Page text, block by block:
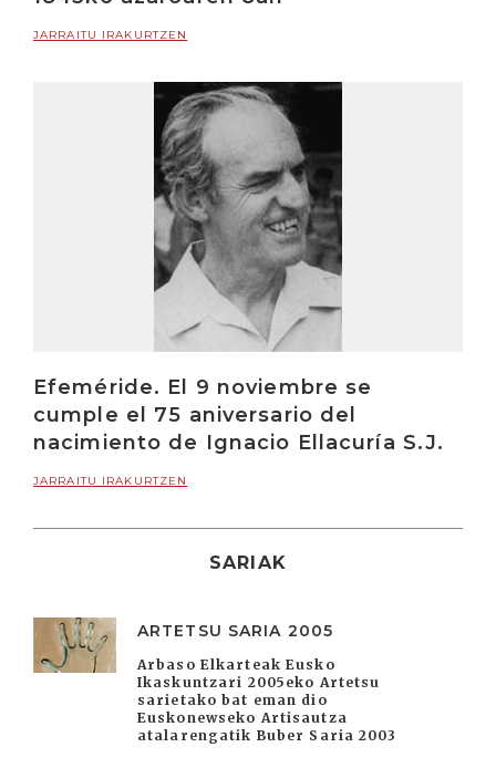
JARRAITU IRAKURTZEN
Efeméride. El 9 noviembre se
cumple el 75 aniversario del
nacimiento de Ignacio Ellacuría S.J.
JARRAITU IRAKURTZEN
SARIAK
ARTETSU SARIA 2005
Arbaso Elkarteak Eusko
Ikaskuntzari 2005eko Artetsu
sarietako bat eman dio
Euskonewseko Artisautza
atalarengatik Buber Saria 2003